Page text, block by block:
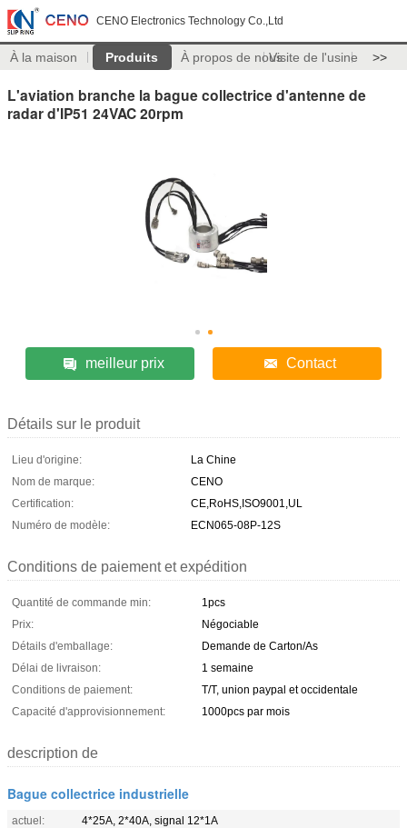
CENO Electronics Technology Co.,Ltd
À la maison Produits À propos de nousVisite de l'usine >>
L'aviation branche la bague collectrice d'antenne de
radar d'IP51 24VAC 20rpm
meilleur prix Contact
Détails sur le produit
Lieu d'origine:
La Chine
Nom de marque:
CENO
Certification:
CE,RoHS,ISO9001,UL
Numéro de modèle:
ECN065-08P-12S
Conditions de paiement et expédition
Quantité de commande min:
1pcs
Prix:
Négociable
Détails d'emballage:
Demande de Carton/As
Délai de livraison:
1 semaine
Conditions de paiement:
T/T, union paypal et occidentale
Capacité d'approvisionnement:
1000pcs par mois
description de
Bague collectrice industrielle
actuel:
4*25A, 2*40A, signal 12*1A